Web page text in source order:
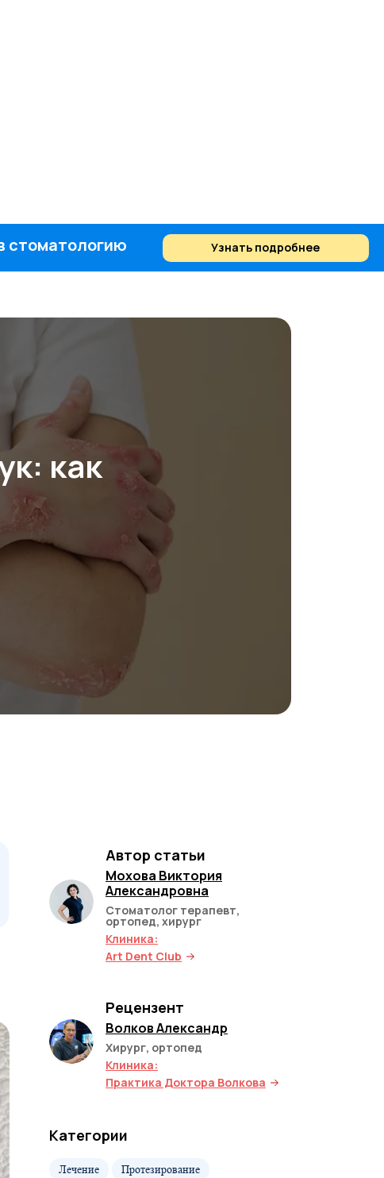
как
Автор статьи
Мохова Виктория
Александровна
Стоматолог терапевт,
ортопед, хирург
Клиника:
Art Dent Club
Рецензент
Волков Александр
Хирург, ортопед
Клиника:
Практика Доктора Волкова
Категории
Лечение Протезирование
стоматологию Узнать подробнее